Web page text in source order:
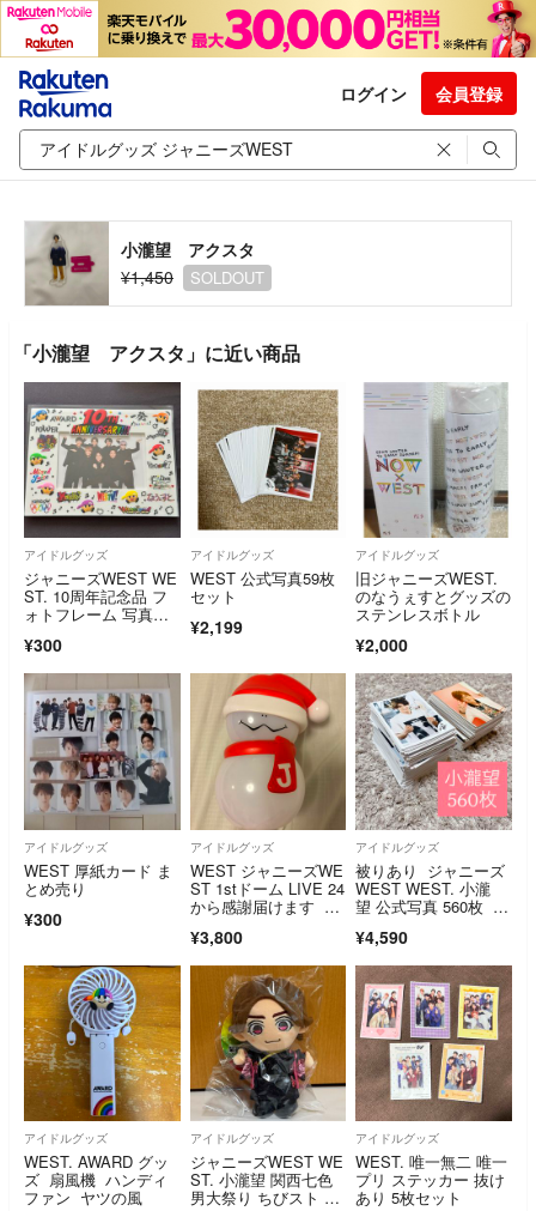
ログイン 会員登録
小瀧望 アクスタ
¥1,450
SOLDOUT
「小瀧望 アクスタ」に近い商品
アイドルグッズ
ジャニーズWEST WE
ST. 10周年記念品 フ
ォトフレーム 写真立
¥300
アイドルグッズ
WEST 公式写真59枚
セット
¥2,199
アイドルグッズ
旧ジャニーズWEST.
のなうぇすとグッズの
ステンレスボトル
¥2,000
アイドルグッズ
WEST 厚紙カード ま
とめ売り
¥300
アイドルグッズ
WEST ジャニーズWE
ST 1stドーム LIVE 24
から感謝届けます 雪
¥3,800
アイドルグッズ
被りあり ジャニーズ
WEST WEST. 小瀧
望 公式写真 560枚 ま
¥4,590
アイドルグッズ
WEST. AWARD グッ
ズ 扇風機 ハンディ
ファン ヤツの風
アイドルグッズ
ジャニーズWEST WE
ST. 小瀧望 関西七色
男大祭り ちびスト ぬ
アイドルグッズ
WEST. 唯一無二 唯一
プリ ステッカー 抜け
あり 5枚セット